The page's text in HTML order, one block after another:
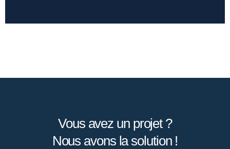
Vous avez un projet ?
Nous avons la solution !